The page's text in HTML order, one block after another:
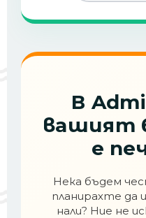
В
вашият
е
Нека бъдем
планирахте да
нали? Ние не